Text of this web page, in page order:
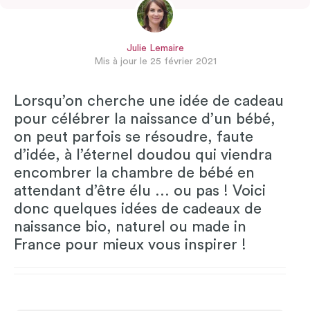
Julie Lemaire
Mis à jour le 25 février 2021
Lorsqu’on cherche une idée de cadeau
pour célébrer la naissance d’un bébé,
on peut parfois se résoudre, faute
d’idée, à l’éternel doudou qui viendra
encombrer la chambre de bébé en
attendant d’être élu … ou pas ! Voici
donc quelques idées de cadeaux de
naissance bio, naturel ou made in
France pour mieux vous inspirer !